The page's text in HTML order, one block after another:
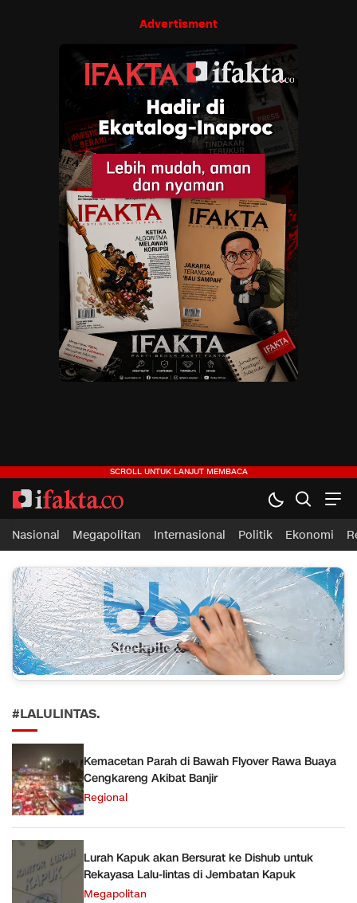
Advertisment
ifakta.co
#pastibenar
Nasional Megapolitan Internasional Politik Ekonomi
#LALULINTAS.
Kemacetan Parah di Bawah Flyover Rawa Buaya
Cengkareng Akibat Banjir
Regional
Lurah Kapuk akan Bersurat ke Dishub untuk
Rekayasa Lalu-lintas di Jembatan Kapuk
Megapolitan